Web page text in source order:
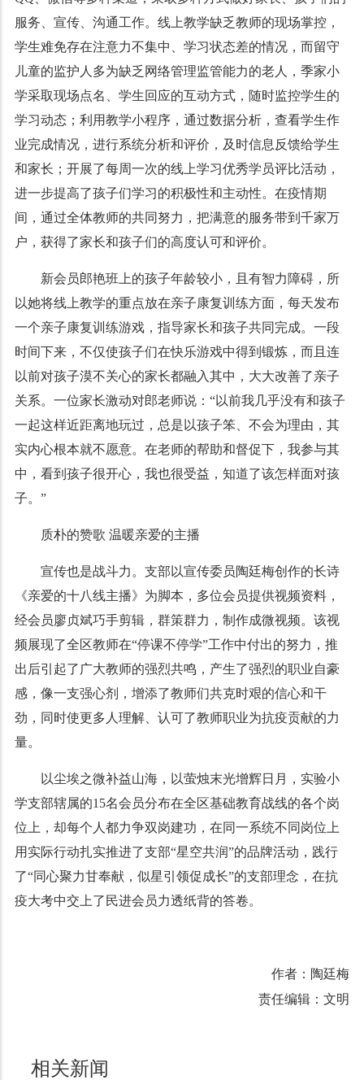
服务、宣传、沟通工作。线上教学缺乏教师的现场掌控，
学生难免存在注意力不集中、学习状态差的情况，而留守
儿童的监护人多为缺乏网络管理监管能力的老人，季家小
学采取现场点名、学生回应的互动方式，随时监控学生的
学习动态；利用教学小程序，通过数据分析，查看学生作
业完成情况，进行系统分析和评价，及时信息反馈给学生
和家长；开展了每周一次的线上学习优秀学员评比活动，
进一步提高了孩子们学习的积极性和主动性。在疫情期
间，通过全体教师的共同努力，把满意的服务带到千家万
户，获得了家长和孩子们的高度认可和评价。
新会员郎艳班上的孩子年龄较小，且有智力障碍，所
以她将线上教学的重点放在亲子康复训练方面，每天发布
一个亲子康复训练游戏，指导家长和孩子共同完成。一段
时间下来，不仅使孩子们在快乐游戏中得到锻炼，而且连
以前对孩子漠不关心的家长都融入其中，大大改善了亲子
关系。一位家长激动对郎老师说：“以前我几乎没有和孩子
一起这样近距离地玩过，总是以孩子笨、不会为理由，其
实内心根本就不愿意。在老师的帮助和督促下，我参与其
中，看到孩子很开心，我也很受益，知道了该怎样面对孩
子。”
质朴的赞歌 温暖亲爱的主播
宣传也是战斗力。支部以宣传委员陶廷梅创作的长诗
《亲爱的十八线主播》为脚本，多位会员提供视频资料，
经会员廖贞斌巧手剪辑，群策群力，制作成微视频。该视
频展现了全区教师在“停课不停学”工作中付出的努力，推
出后引起了广大教师的强烈共鸣，产生了强烈的职业自豪
感，像一支强心剂，增添了教师们共克时艰的信心和干
劲，同时使更多人理解、认可了教师职业为抗疫贡献的力
量。
以尘埃之微补益山海，以萤烛末光增辉日月，实验小
学支部辖属的15名会员分布在全区基础教育战线的各个岗
位上，却每个人都力争双岗建功，在同一系统不同岗位上
用实际行动扎实推进了支部“星空共润”的品牌活动，践行
了“同心聚力甘奉献，似星引领促成长”的支部理念，在抗
疫大考中交上了民进会员力透纸背的答卷。
作者：陶廷梅
责任编辑：文明
相关新闻